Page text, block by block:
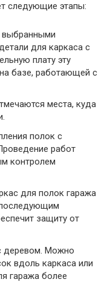
следующие этапы:
выбранными
для каркаса с
плату эту
базе, работающей с
места, куда
полок с
работ
контролем
для полок гаража
последующим
защиту от
деревом. Можно
вдоль каркаса или
гаража более